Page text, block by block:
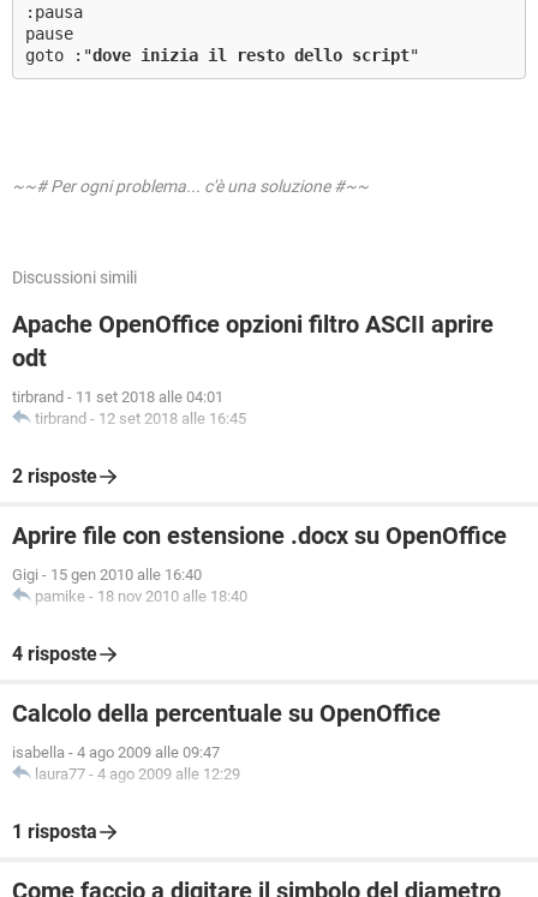
:pausa
pause
goto :"dove inizia il resto dello script"
~~# Per ogni problema... c'è una soluzione #~~
Discussioni simili
Apache OpenOffice opzioni filtro ASCII aprire
odt
tirbrand - 11 set 2018 alle 04:01
tirbrand - 12 set 2018 alle 16:45
2 risposte
Aprire file con estensione .docx su OpenOffice
Gigi - 15 gen 2010 alle 16:40
pamike - 18 nov 2010 alle 18:40
4 risposte
Calcolo della percentuale su OpenOffice
isabella - 4 ago 2009 alle 09:47
laura77 - 4 ago 2009 alle 12:29
1 risposta
Come faccio a digitare il simbolo del diametro